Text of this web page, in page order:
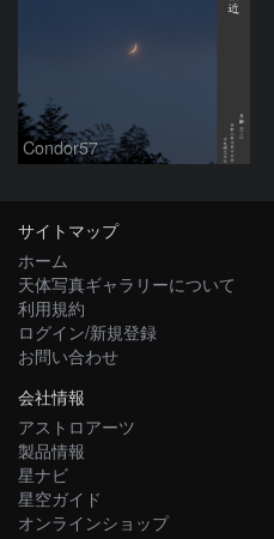
Condor57
サイトマップ
ホーム
天体写真ギャラリーについて
利用規約
ログイン/新規登録
お問い合わせ
会社情報
アストロアーツ
製品情報
星ナビ
星空ガイド
オンラインショップ